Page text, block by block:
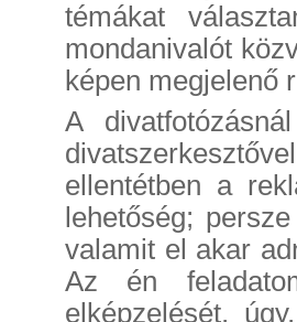
témákat
mondanivalót
képen megjelenő
A
ellentétben a
lehetőség;
valamit el akar
Az én
elképzelését,